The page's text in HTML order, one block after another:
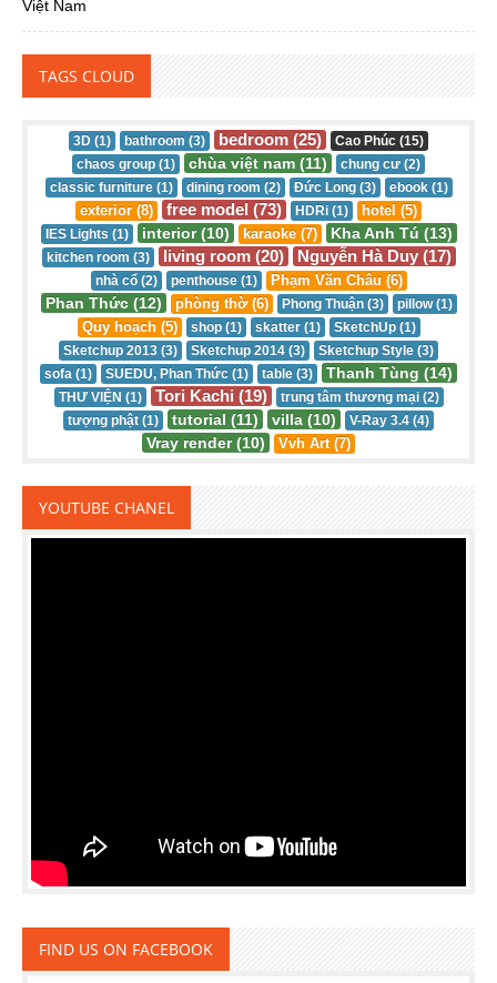
TAGS CLOUD
3D (1) bathroom (3) bedroom (25)
Cao Phúc (15)
chaos group (1)
chùa việt nam (11)
chung cư (2)
classic furniture (1)
dining room (2) Đức Long (3) ebook (1)
exterior (8) free model (73) HDRi (1) hotel (5)
IES Lights (1) interior (10) karaoke (7) Kha Anh Tú (13)
kitchen room (3) living room (20) Nguyễn Hà Duy (17)
nhà cổ (2) penthouse (1) Phạm Văn Châu (6)
Phan Thức (12) phòng thờ (6) Phong Thuận (3) pillow (1)
Quy hoạch (5) shop (1) skatter (1)
SketchUp (1)
Sketchup 2013 (3)
Sketchup 2014 (3)
Sketchup Style (3)
sofa (1)
SUEDU, Phan Thức (1) table (3) Thanh Tùng (14)
THƯ VIỆN (1) Tori Kachi (19)
trung tâm thương mại (2)
tượng phật (1)
tutorial (11) villa (10) V-Ray 3.4 (4)
Vray render (10) Vvh Art (7)
YOUTUBE CHANEL
FIND US ON FACEBOOK